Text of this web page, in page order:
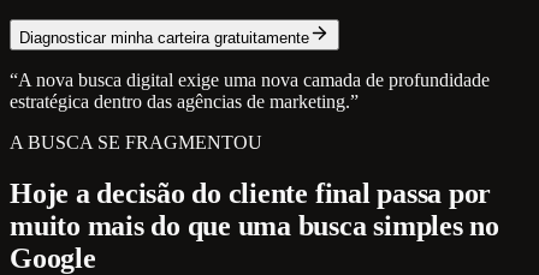
Diagnosticar minha carteira gratuitamente
“A nova busca digital exige uma nova camada de profundidade
estratégica dentro das agências de marketing.”
A BUSCA SE FRAGMENTOU
Hoje a decisão do cliente final passa por
muito mais do que uma busca simples no
Google